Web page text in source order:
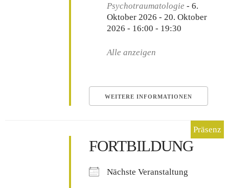
Psychotraumatologie - 6.
Oktober 2026 - 20. Oktober
2026 - 16:00 - 19:30
Alle anzeigen
WEITERE INFORMATIONEN
FORTBILDUNG
Nächste Veranstaltung